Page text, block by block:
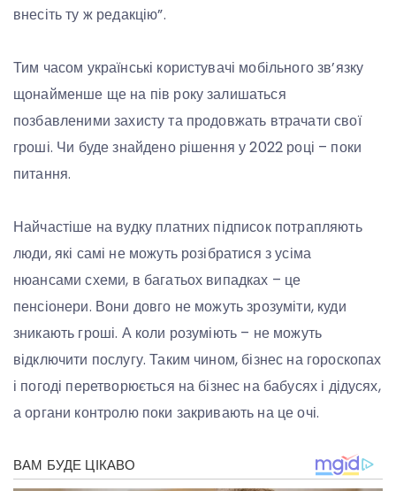
внесіть ту ж редакцію”.
Тим часом українські користувачі мобільного зв’язку
щонайменше ще на пів року залишаться
позбавленими захисту та продовжать втрачати свої
гроші. Чи буде знайдено рішення у 2022 році – поки
питання.
Найчастіше на вудку платних підписок потрапляють
люди, які самі не можуть розібратися з усіма
нюансами схеми, в багатьох випадках – це
пенсіонери. Вони довго не можуть зрозуміти, куди
зникають гроші. А коли розуміють – не можуть
відключити послугу. Таким чином, бізнес на гороскопах
і погоді перетворюється на бізнес на бабусях і дідусях,
а органи контролю поки закривають на це очі.